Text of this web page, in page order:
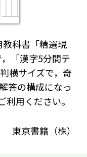
科書「精選現
「漢字5分間テ
横サイズで，奇
答の構成になっ
用ください。
東京書籍（株）